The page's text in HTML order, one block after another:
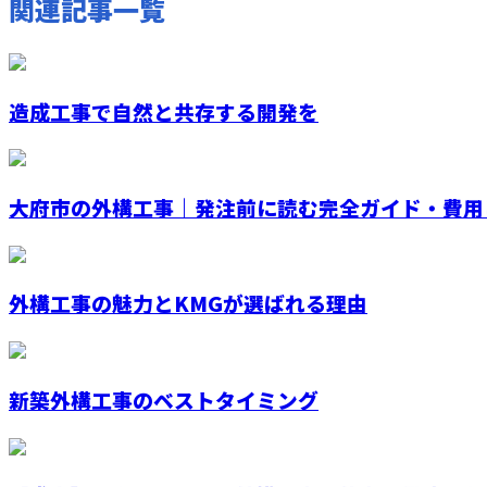
関連記事一覧
造成工事で自然と共存する開発を
大府市の外構工事｜発注前に読む完全ガイド・費
外構工事の魅力とKMGが選ばれる理由
新築外構工事のベストタイミング